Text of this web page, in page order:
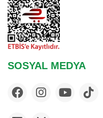
SOSYAL MEDYA